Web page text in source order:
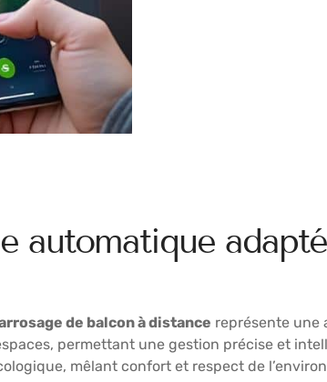
automatique
de balcon à distance représente une
permettant une gestion précise et
mêlant confort et respect de